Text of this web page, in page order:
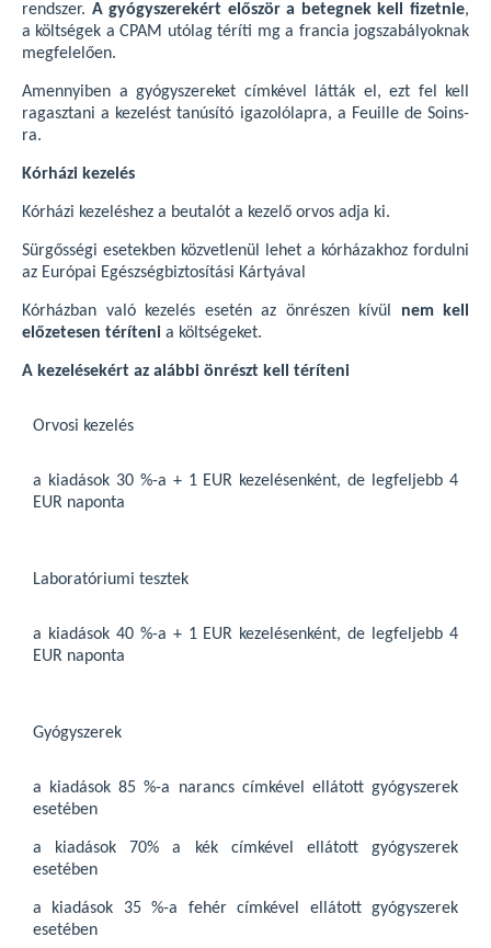
rendszer. A gyógyszerekért először a betegnek kell fizetnie,
a költségek a CPAM utólag téríti mg a francia jogszabályoknak
megfelelően.
Amennyiben a gyógyszereket címkével látták el, ezt fel kell
ragasztani a kezelést tanúsító igazolólapra, a Feuille de Soins-
ra.
Kórházi kezelés
Kórházi kezeléshez a beutalót a kezelő orvos adja ki.
Sürgősségi esetekben közvetlenül lehet a kórházakhoz fordulni
az Európai Egészségbiztosítási Kártyával
Kórházban való kezelés esetén az önrészen kívül nem kell
előzetesen téríteni a költségeket.
A kezelésekért az alábbi önrészt kell téríteni
Orvosi kezelés
a kiadások 30 %-a + 1 EUR kezelésenként, de legfeljebb 4
EUR naponta
Laboratóriumi tesztek
a kiadások 40 %-a + 1 EUR kezelésenként, de legfeljebb 4
EUR naponta
Gyógyszerek
a kiadások 85 %-a narancs címkével ellátott gyógyszerek
esetében
a kiadások 70% a kék címkével ellátott gyógyszerek
esetében
a kiadások 35 %-a fehér címkével ellátott gyógyszerek
esetében